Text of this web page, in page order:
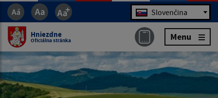
Jazyk Slovenčina
Hniezdne
Oficiálna stránka Menu